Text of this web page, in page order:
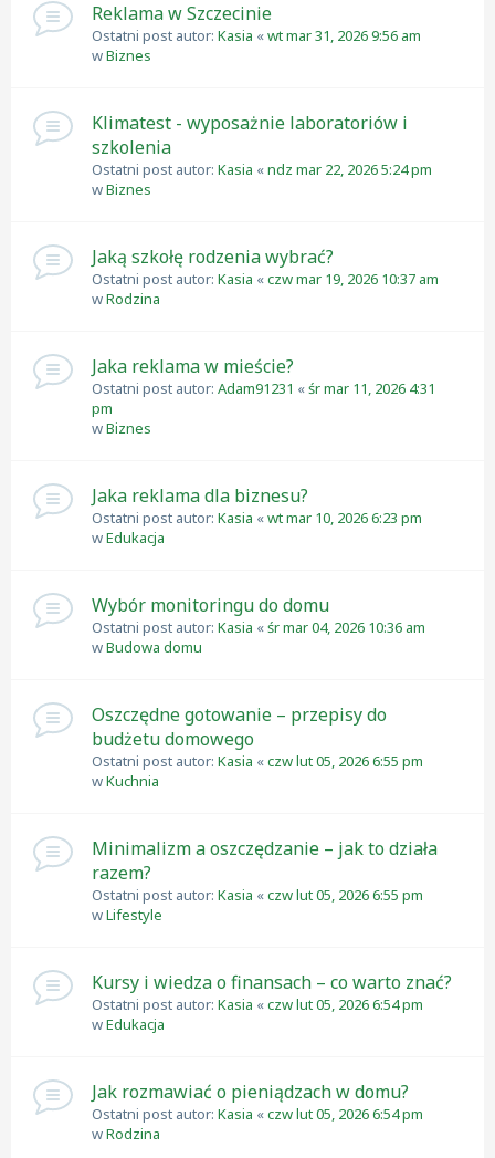
Reklama w Szczecinie
Ostatni post autor: Kasia «wt mar 31, 2026 9:56 am
wBiznes
Klimatest - wyposażnie laboratoriów i
szkolenia
Ostatni post autor: Kasia «ndz mar 22, 2026 5:24 pm
wBiznes
Jaką szkołę rodzenia wybrać?
Ostatni post autor: Kasia «czw mar 19, 2026 10:37 am
wRodzina
Jaka reklama w mieście?
Ostatni post autor: Adam91231 «śr mar 11, 2026 4:31
pm
wBiznes
Jaka reklama dla biznesu?
Ostatni post autor: Kasia «wt mar 10, 2026 6:23 pm
wEdukacja
Wybór monitoringu do domu
Ostatni post autor: Kasia «śr mar 04, 2026 10:36 am
wBudowa domu
Oszczędne gotowanie – przepisy do
budżetu domowego
Ostatni post autor: Kasia «czw lut 05, 2026 6:55 pm
wKuchnia
Minimalizm a oszczędzanie – jak to działa
razem?
Ostatni post autor: Kasia «czw lut 05, 2026 6:55 pm
wLifestyle
Kursy i wiedza o finansach – co warto znać?
Ostatni post autor: Kasia «czw lut 05, 2026 6:54 pm
wEdukacja
Jak rozmawiać o pieniądzach w domu?
Ostatni post autor: Kasia «czw lut 05, 2026 6:54 pm
wRodzina